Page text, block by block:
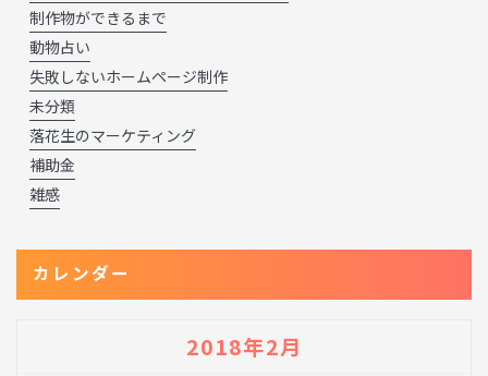
制作物ができるまで
動物占い
失敗しないホームページ制作
未分類
落花生のマーケティング
補助金
雑感
カレンダー
2018年2月